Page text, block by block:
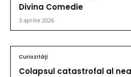
Divina Comedie
3 aprilie 2026
Curiozităţi
Colapsul catastrofal al